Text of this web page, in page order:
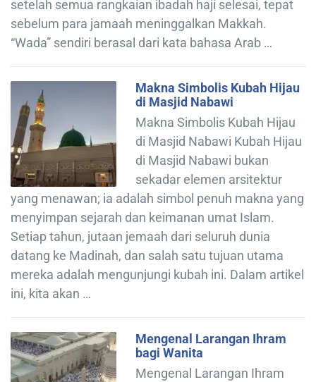
setelah semua rangkaian ibadah haji selesai, tepat
sebelum para jamaah meninggalkan Makkah.
“Wada” sendiri berasal dari kata bahasa Arab …
Makna Simbolis Kubah Hijau
di Masjid Nabawi
Makna Simbolis Kubah Hijau
di Masjid Nabawi Kubah Hijau
di Masjid Nabawi bukan
sekadar elemen arsitektur
yang menawan; ia adalah simbol penuh makna yang
menyimpan sejarah dan keimanan umat Islam.
Setiap tahun, jutaan jemaah dari seluruh dunia
datang ke Madinah, dan salah satu tujuan utama
mereka adalah mengunjungi kubah ini. Dalam artikel
ini, kita akan …
Mengenal Larangan Ihram
bagi Wanita
Mengenal Larangan Ihram